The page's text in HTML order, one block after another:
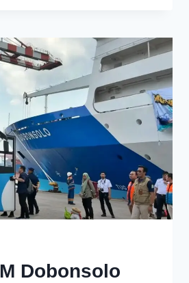
Dobonsolo